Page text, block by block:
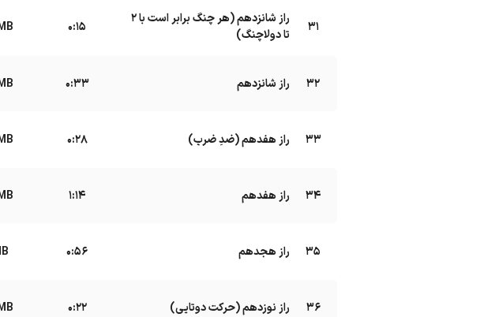
31
راز شانزدهم (هر چنگ برابر است با ۲
تا دولاچنگ)
0:15
32 راز شانزدهم 0:33
33 راز هفدهم (ضدِ ضرب) 0:28
34 راز هفدهم 1:14
35 راز هجدهم 0:56
36 راز نوزدهم (حرکت دوتایی) 0:22